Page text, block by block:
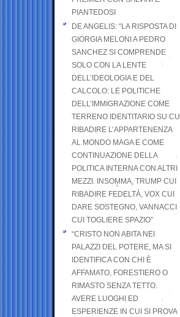
PIANTEDOSI
DE ANGELIS: “LA RISPOSTA DI
GIORGIA MELONI A PEDRO
SANCHEZ SI COMPRENDE
SOLO CON LA LENTE
DELL’IDEOLOGIA E DEL
CALCOLO: LE POLITICHE
DELL’IMMIGRAZIONE COME
TERRENO IDENTITARIO SU CUI
RIBADIRE L’APPARTENENZA
AL MONDO MAGA E COME
CONTINUAZIONE DELLA
POLITICA INTERNA CON ALTRI
MEZZI. INSOMMA, TRUMP CUI
RIBADIRE FEDELTÀ, VOX CUI
DARE SOSTEGNO, VANNACCI
CUI TOGLIERE SPAZIO”
“CRISTO NON ABITA NEI
PALAZZI DEL POTERE, MA SI
IDENTIFICA CON CHI È
AFFAMATO, FORESTIERO O
RIMASTO SENZA TETTO.
AVERE LUOGHI ED
ESPERIENZE IN CUI SI PROVA